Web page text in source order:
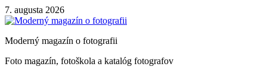
Skip
to
7. augusta 2026
Moderný magazín o fotografii
Foto magazín, fotoškola a katalóg fotografov